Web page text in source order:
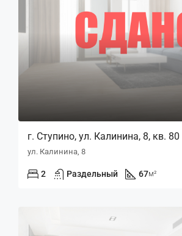
г. Ступино, ул. Калинина, 8, кв. 80
ул. Калинина, 8
2 Раздельный 67м²